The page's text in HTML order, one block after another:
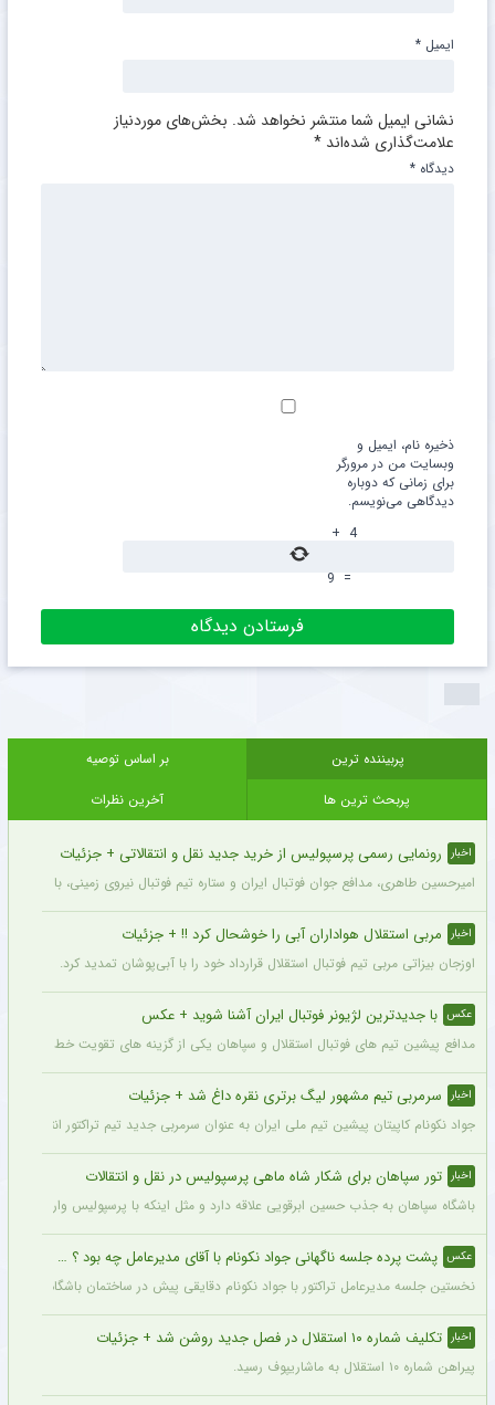
نشانی ایمیل شما منتشر نخواهد شد. بخش‌های موردنیاز
علامت‌گذاری شده‌اند *
دیدگاه *
ایمیل *
ذخیره نام، ایمیل و
وبسایت من در مرورگر
برای زمانی که دوباره
دیدگاهی می‌نویسم.
4
+
=
9
پربیننده ترین
بر اساس توصیه
پربحث ترین ها
آخرین نظرات
اخبار رونمایی رسمی پرسپولیس از خرید جدید نقل و انتقالاتی + جزئیات
امیرحسین طاهری، مدافع جوان فوتبال ایران و ستاره تیم فوتبال نیروی زمینی، با
اخبار مربی استقلال هواداران آبی را خوشحال کرد !! + جزئیات
اوزجان بیزاتی مربی تیم فوتبال استقلال قرارداد خود را با آبی‌پوشان تمدید کرد.
عکس با جدیدترین لژیونر فوتبال ایران آشنا شوید + عکس
مدافع پیشین تیم های فوتبال استقلال و سپاهان یکی از گزینه های تقویت خط دفاعی
اخبار سرمربی تیم مشهور لیگ برتری نقره داغ شد + جزئیات
جواد نکونام کاپیتان پیشین تیم ملی ایران به عنوان سرمربی جدید تیم تراکتور انتخاب شد.
اخبار تور سپاهان برای شکار شاه ماهی پرسپولیس در نقل و انتقالات
باشگاه سپاهان به جذب حسین ابرقویی علاقه دارد و مثل اینکه با پرسپولیس وارد
عکس پشت پرده جلسه ناگهانی جواد نکونام با آقای مدیرعامل چه بود ؟ + عکس
نخستین جلسه مدیرعامل تراکتور با جواد نکونام دقایقی پیش در ساختمان باشگاه برگزار
اخبار تکلیف شماره ۱۰ استقلال در فصل جدید روشن شد + جزئیات
پیراهن شماره ۱۰ استقلال به ماشاریپوف رسید.